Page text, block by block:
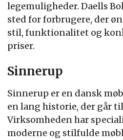
legemuligheder. Daells
sted for forbrugere, der
stil, funktionalitet og
priser.
Sinnerup
Sinnerup er en dansk
en lang historie, der går
Virksomheden har
moderne og stilfulde